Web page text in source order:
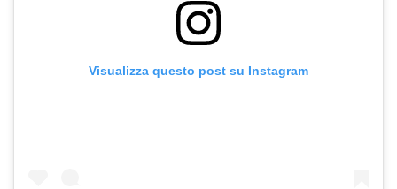
Visualizza questo post su Instagram